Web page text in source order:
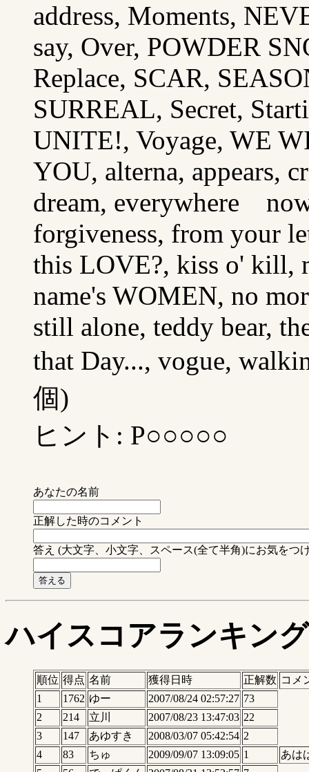
address, Moments,
say, Over, POWDER
Replace, SCAR,
SURREAL, Secret,
UNITE!, Voyage, WE
YOU, alterna, appears,
dream, everywhere
forgiveness, from your
this LOVE?, kiss o' kill,
name's WOMEN, no
still alone, teddy bear,
that Day..., vogue,
個)
ヒント: P○○○○○
あなたの名前
正解した時のコメント
答え (大文字、小文字、スペース(全て半角)にお気をつ
ハイスコアランキング
順位 得点 名前 獲得日時 正解数 コメ
1
1762 ゆー 2007/08/24 02:57:27 73
2
214 立川 2007/08/23 13:47:03 22
3
147 あゆすき 2008/03/07 05:42:54 2
4
83 ちゅ 2009/09/07 13:09:05 1
あは